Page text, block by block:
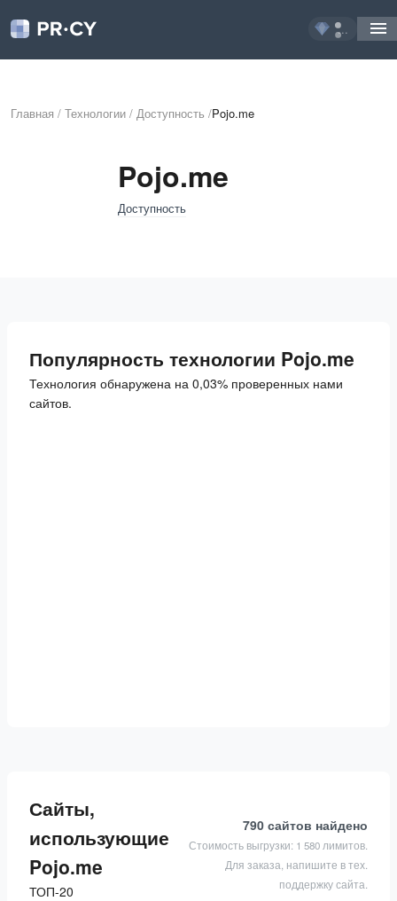
...
Главная / Технологии / Доступность /Pojo.me
Pojo.me
Доступность
Популярность технологии Pojo.me
Технология обнаружена на 0,03% проверенных нами
сайтов.
Сайты,
использующие
Pojo.me
ТОП-20
790 сайтов найдено
Стоимость выгрузки: 1 580 лимитов.
Для заказа, напишите в тех.
поддержку сайта.